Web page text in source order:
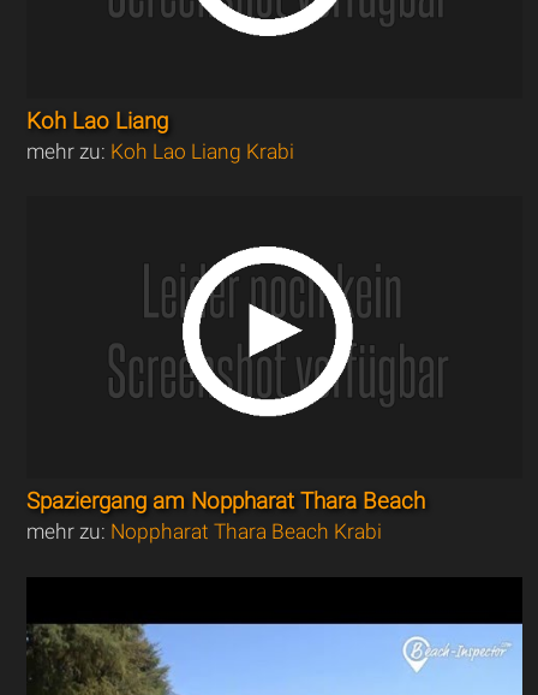
Koh Lao Liang
mehr zu: Koh Lao Liang Krabi
Spaziergang am Noppharat Thara Beach
mehr zu: Noppharat Thara Beach Krabi